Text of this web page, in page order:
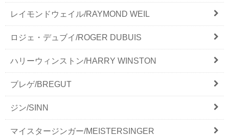
レイモンドウェイル/RAYMOND WEIL
ロジェ・デュブイ/ROGER DUBUIS
ハリーウィンストン/HARRY WINSTON
ブレゲ/BREGUT
ジン/SINN
マイスタージンガー/MEISTERSINGER